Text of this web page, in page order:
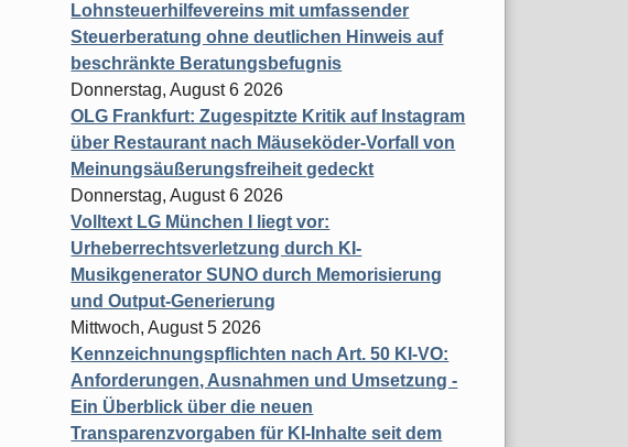
Lohnsteuerhilfevereins mit umfassender
Steuerberatung ohne deutlichen Hinweis auf
beschränkte Beratungsbefugnis
Donnerstag, August 6 2026
OLG Frankfurt: Zugespitzte Kritik auf Instagram
über Restaurant nach Mäuseköder-Vorfall von
Meinungsäußerungsfreiheit gedeckt
Donnerstag, August 6 2026
Volltext LG München I liegt vor:
Urheberrechtsverletzung durch KI-
Musikgenerator SUNO durch Memorisierung
und Output-Generierung
Mittwoch, August 5 2026
Kennzeichnungspflichten nach Art. 50 KI-VO:
Anforderungen, Ausnahmen und Umsetzung -
Ein Überblick über die neuen
Transparenzvorgaben für KI-Inhalte seit dem